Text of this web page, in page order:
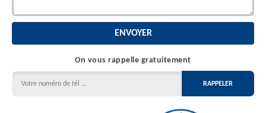
On vous rappelle gratuitement